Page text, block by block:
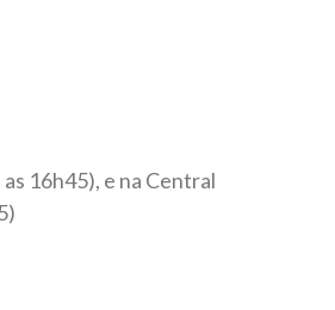
16h45), e na Central